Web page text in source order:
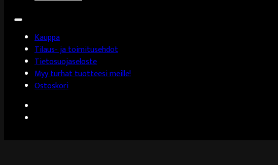
Kauppa
Tilaus- ja toimitusehdot
Tietosuojaseloste
Myy turhat tuotteesi meille!
Ostoskori